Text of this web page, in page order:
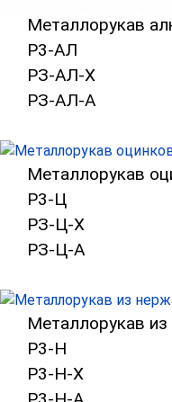
Металлорукав
Р3-АЛ
РЗ-АЛ-Х
РЗ-АЛ-А
Металлорукав
Металлорукав
Р3-Ц
РЗ-Ц-Х
РЗ-Ц-А
Металлорукав
Металлорукав
Р3-Н
Р3-Н-Х